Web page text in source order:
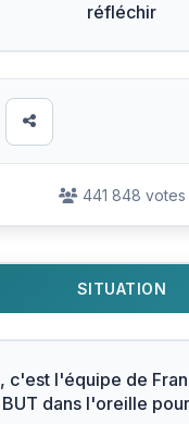
réfléchir
441 848 votes
SITUATION
c'est l'équipe de
dans l'oreille